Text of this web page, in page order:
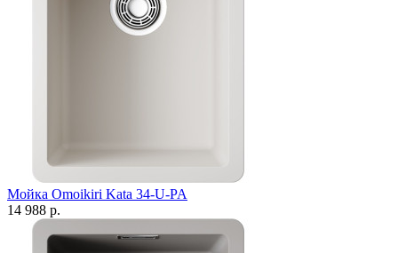
Мойка Omoikiri Kata 34-U-PA
14 988 р.